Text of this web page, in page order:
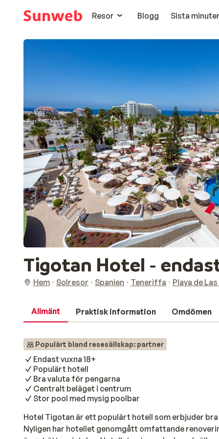
Resor
Blogg Sista
Tigotan Hotel -
Hem Solresor Spanien Teneriffa Playa de
Allmänt Praktisk information Omdömen
Populärt bland resesällskap: partner
Endast vuxna 18+
Populärt hotell
Bra valuta för pengarna
Centralt beläget i centrum
Stor pool med mysig poolbar
Hotel Tigotan är ett populärt hotell som erbjuder
Nyligen har hotellet genomgått omfattande